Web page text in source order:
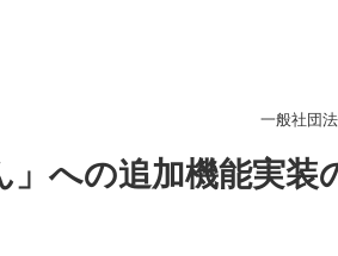
一般社団
への追加機能実装